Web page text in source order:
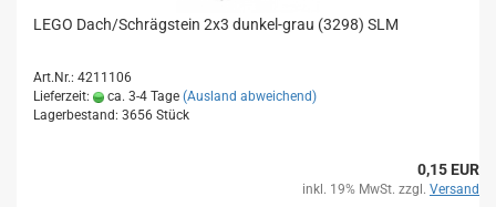
LEGO Dach/Schrägstein 2x3 dunkel-grau (3298) SLM
Art.Nr.: 4211106
Lieferzeit:
ca. 3-4 Tage (Ausland abweichend)
Lagerbestand: 3656 Stück
0,15 EUR
inkl. 19% MwSt. zzgl. Versand